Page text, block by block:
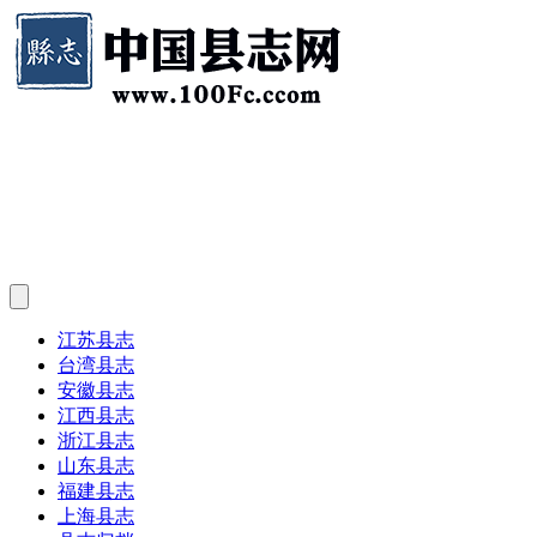
江苏县志
台湾县志
安徽县志
江西县志
浙江县志
山东县志
福建县志
上海县志